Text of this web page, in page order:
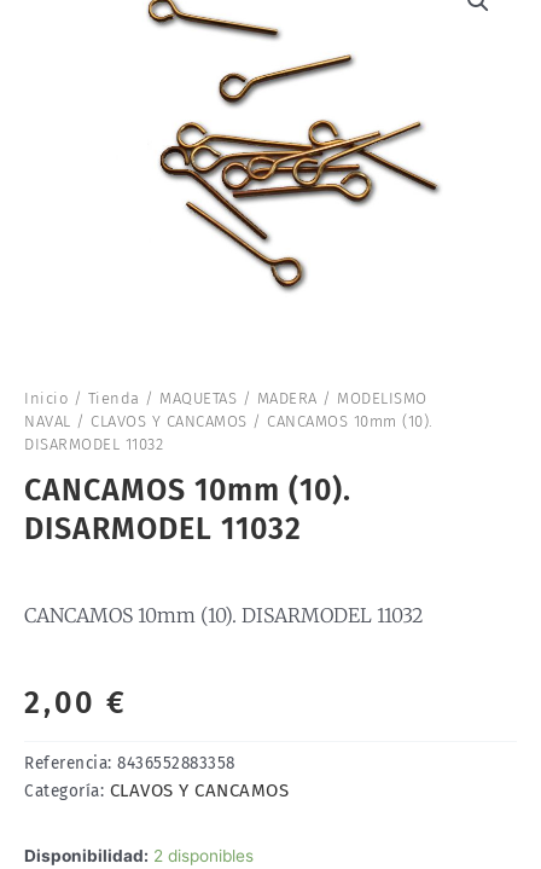
Inicio / Tienda / MAQUETAS / MADERA / MODELISMO
NAVAL
/ CLAVOS Y CANCAMOS / CANCAMOS 10mm (10).
DISARMODEL 11032
CANCAMOS 10mm (10).
DISARMODEL 11032
CANCAMOS 10mm (10). DISARMODEL 11032
2,00 €
Referencia: 8436552883358
Categoría: CLAVOS Y CANCAMOS
Disponibilidad: 2 disponibles
CANCAMOS